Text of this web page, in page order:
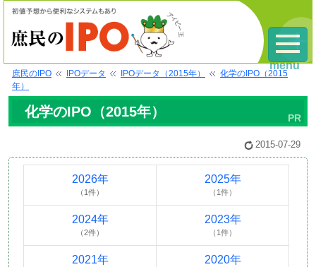
庶民のIPO IPOデータ IPOデータ（2015年）
化学のIPO（2015
年）
化学のIPO（2015年）
2015-07-29
2026年
（1件）
2025年
（1件）
2024年
（2件）
2023年
（1件）
2021年 2020年
menu